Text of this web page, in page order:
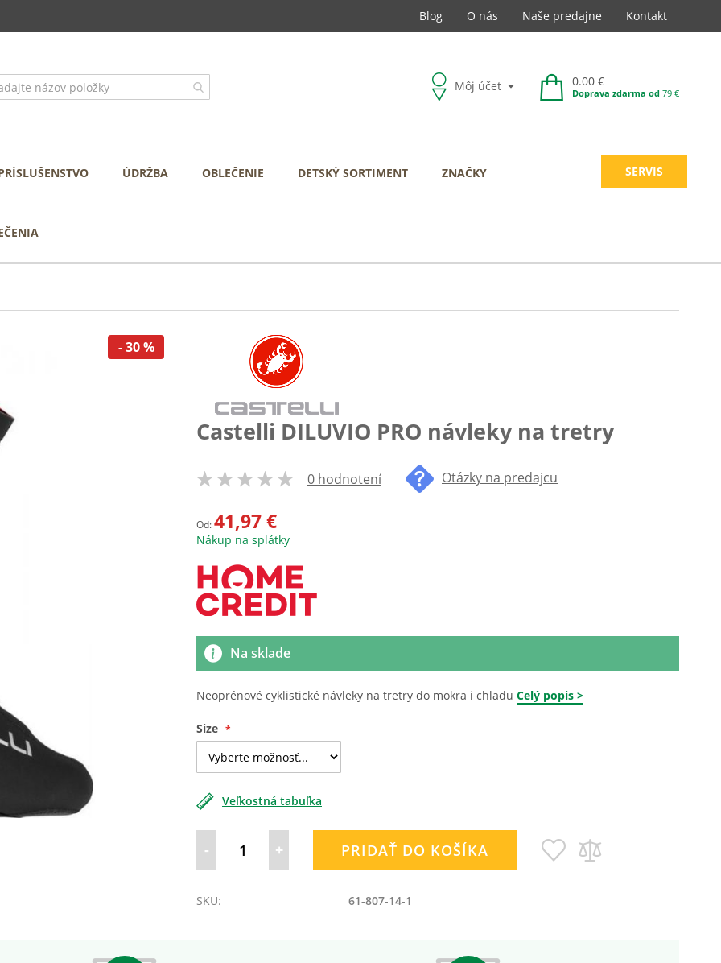
Blog O nás Naše predajne Kontakt
Môj účet 0.00 €
Doprava zdarma od 79 €
ÚDRŽBA OBLEČENIE DETSKÝ SORTIMENT ZNAČKY SERVIS
Castelli DILUVIO PRO návleky na tretry
0 hodnotení Otázky na predajcu
Od:41,97 €
Nákup na splátky
Na sklade
Neoprénové cyklistické návleky na tretry do mokra i chladu Celý popis >
Size
Veľkostná tabuľka
- + PRIDAŤ DO KOŠÍKA
Pridať
do
SKU:
61-807-14-1
- 30 %